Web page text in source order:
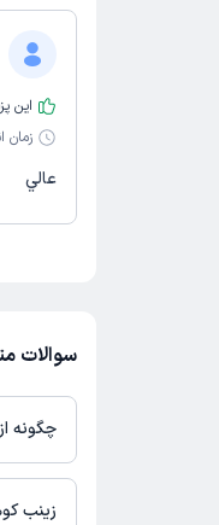
این
زمان
عالي
سوالات
چگونه
در صورتی که
دکترتو
زینب